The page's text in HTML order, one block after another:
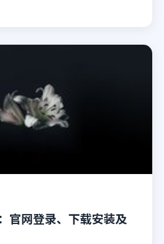
官网登录、下载安装及